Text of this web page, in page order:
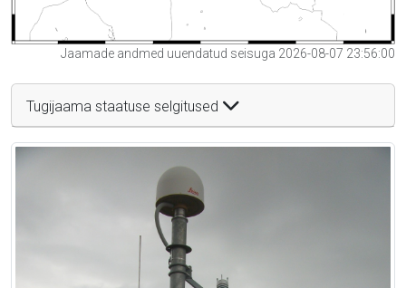
Jaamade andmed uuendatud seisuga 2026-08-07 23:56:00
Tugijaama staatuse selgitused